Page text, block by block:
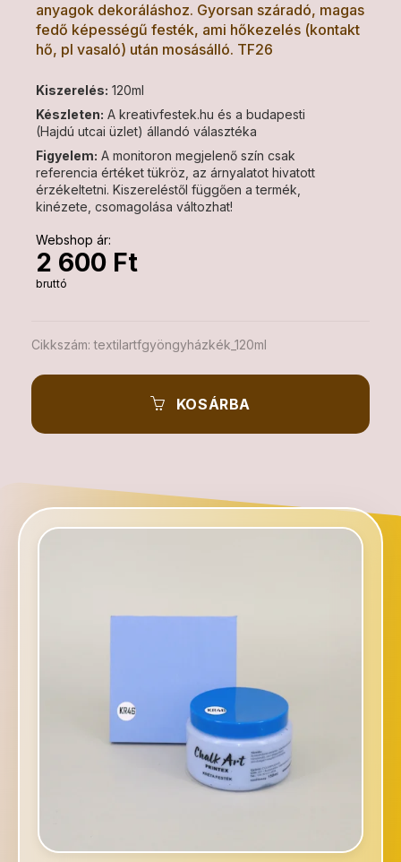
anyagok dekoráláshoz. Gyorsan száradó, magas
fedő képességű festék, ami hőkezelés (kontakt
hő, pl vasaló) után mosásálló. TF26
Kiszerelés: 120ml
Készleten: A kreativfestek.hu és a budapesti
(Hajdú utcai üzlet) állandó választéka
Figyelem: A monitoron megjelenő szín csak
referencia értéket tükröz, az árnyalatot hivatott
érzékeltetni. Kiszereléstől függően a termék,
kinézete, csomagolása változhat!
Webshop ár:
2 600 Ft
bruttó
Cikkszám:textilartfgyöngyházkék_120ml
KOSÁRBA